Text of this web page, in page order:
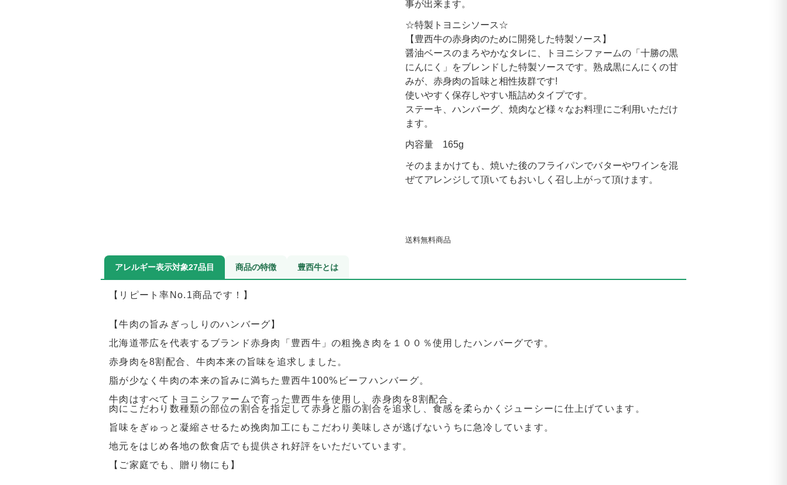
事が出来ます。
☆特製トヨニシソース☆
【豊西牛の赤身肉のために開発した特製ソース】
醤油ベースのまろやかなタレに、トヨニシファームの「十勝の黒
にんにく」をブレンドした特製ソースです。熟成黒にんにくの甘
みが、赤身肉の旨味と相性抜群です!
使いやすく保存しやすい瓶詰めタイプです。
ステーキ、ハンバーグ、焼肉など様々なお料理にご利用いただけ
ます。
内容量 165g
そのままかけても、焼いた後のフライパンでバターやワインを混
ぜてアレンジして頂いてもおいしく召し上がって頂けます。
送料無料商品
アレルギー表示対象27品目 商品の特徴 豊西牛とは
【リピート率No.1商品です！】
【牛肉の旨みぎっしりのハンバーグ】
北海道帯広を代表するブランド赤身肉「豊西牛」の粗挽き肉を１００％使用したハンバーグです。
赤身肉を8割配合、牛肉本来の旨味を追求しました。
脂が少なく牛肉の本来の旨みに満ちた豊西牛100%ビーフハンバーグ。
牛肉はすべてトヨニシファームで育った豊西牛を使用し、赤身肉を8割配合、
肉にこだわり数種類の部位の割合を指定して赤身と脂の割合を追求し、食感を柔らかくジューシーに仕上げています。
旨味をぎゅっと凝縮させるため挽肉加工にもこだわり美味しさが逃げないうちに急冷しています。
地元をはじめ各地の飲食店でも提供され好評をいただいています。
【ご家庭でも、贈り物にも】